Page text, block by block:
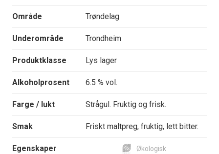
Område Trøndelag
Underområde Trondheim
Produktklasse Lys lager
Alkoholprosent 6.5 % vol.
Farge / lukt Strågul. Fruktig og frisk.
Smak Friskt maltpreg, fruktig, lett bitter.
Egenskaper Økologisk